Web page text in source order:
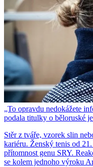
„To opravdu nedokážete
podala titulky o běloruské
Stěr z tváře, vzorek slin
kariéru. Ženský tenis od
přítomnost genu SRY.
se kolem jednoho výroku